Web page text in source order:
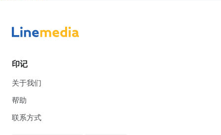
印记
关于我们
帮助
联系方式